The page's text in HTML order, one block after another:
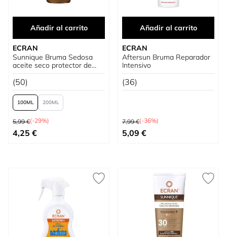
Añadir al carrito
ECRAN
Sunnique Bruma Sedosa
aceite seco protector de
Zanahoria
(50)
100 200
Precio habitual
5,99 €(-29%)
Tan bajo como
4,25 €
Añadir al carrito
ECRAN
Aftersun Bruma Reparador
Intensivo
(36)
Precio habitual
7,99 €(-36%)
Precio especial
5,09 €